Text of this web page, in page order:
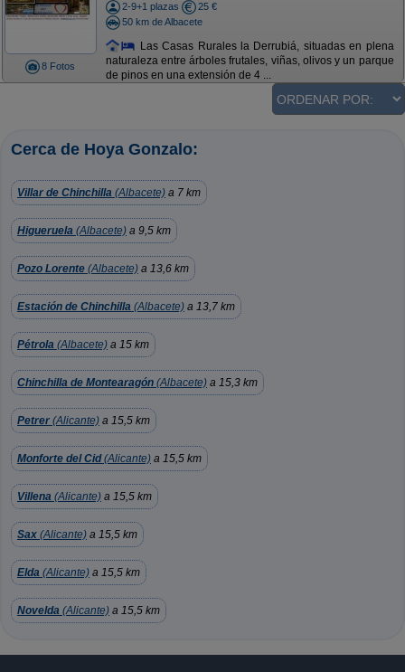
8 Fotos
2-9+1 plazas
25 €
50 km de Albacete
Las Casas Rurales la Derrubiá, situadas en plena
naturaleza entre árboles frutales, viñas, olivos y un parque
de pinos en una extensión de 4 ...
Cerca de Hoya Gonzalo:
Villar de Chinchilla (Albacete) a 7 km
Higueruela (Albacete) a 9,5 km
Pozo Lorente (Albacete) a 13,6 km
Estación de Chinchilla (Albacete) a 13,7 km
Pétrola (Albacete) a 15 km
Chinchilla de Montearagón (Albacete) a 15,3 km
Petrer (Alicante) a 15,5 km
Monforte del Cid(Alicante) a 15,5 km
Villena (Alicante) a 15,5 km
Sax (Alicante) a 15,5 km
Elda (Alicante) a 15,5 km
Novelda (Alicante) a 15,5 km